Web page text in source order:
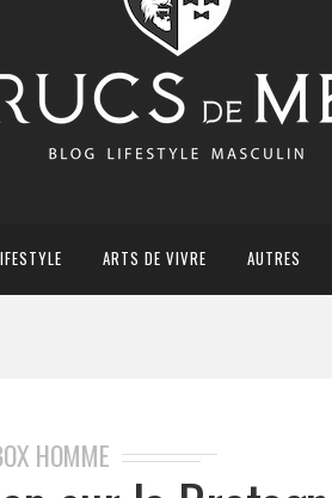
ARTS DE VIVRE AUTRES
HOMME